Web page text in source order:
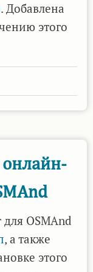
. Добавлена
этого
онлайн-
OSMAnd
, а также
этого